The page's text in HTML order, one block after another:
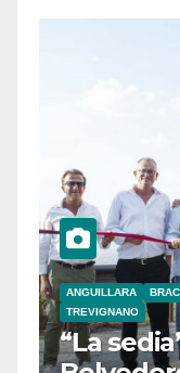
ANGUILLARA
TREVIGNANO
“La